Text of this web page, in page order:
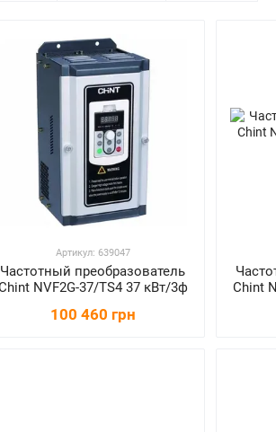
Артикул: 639047
Частотный преобразователь
NVF2G-37/TS4 37 кВт/3ф
100 460 грн
Chint